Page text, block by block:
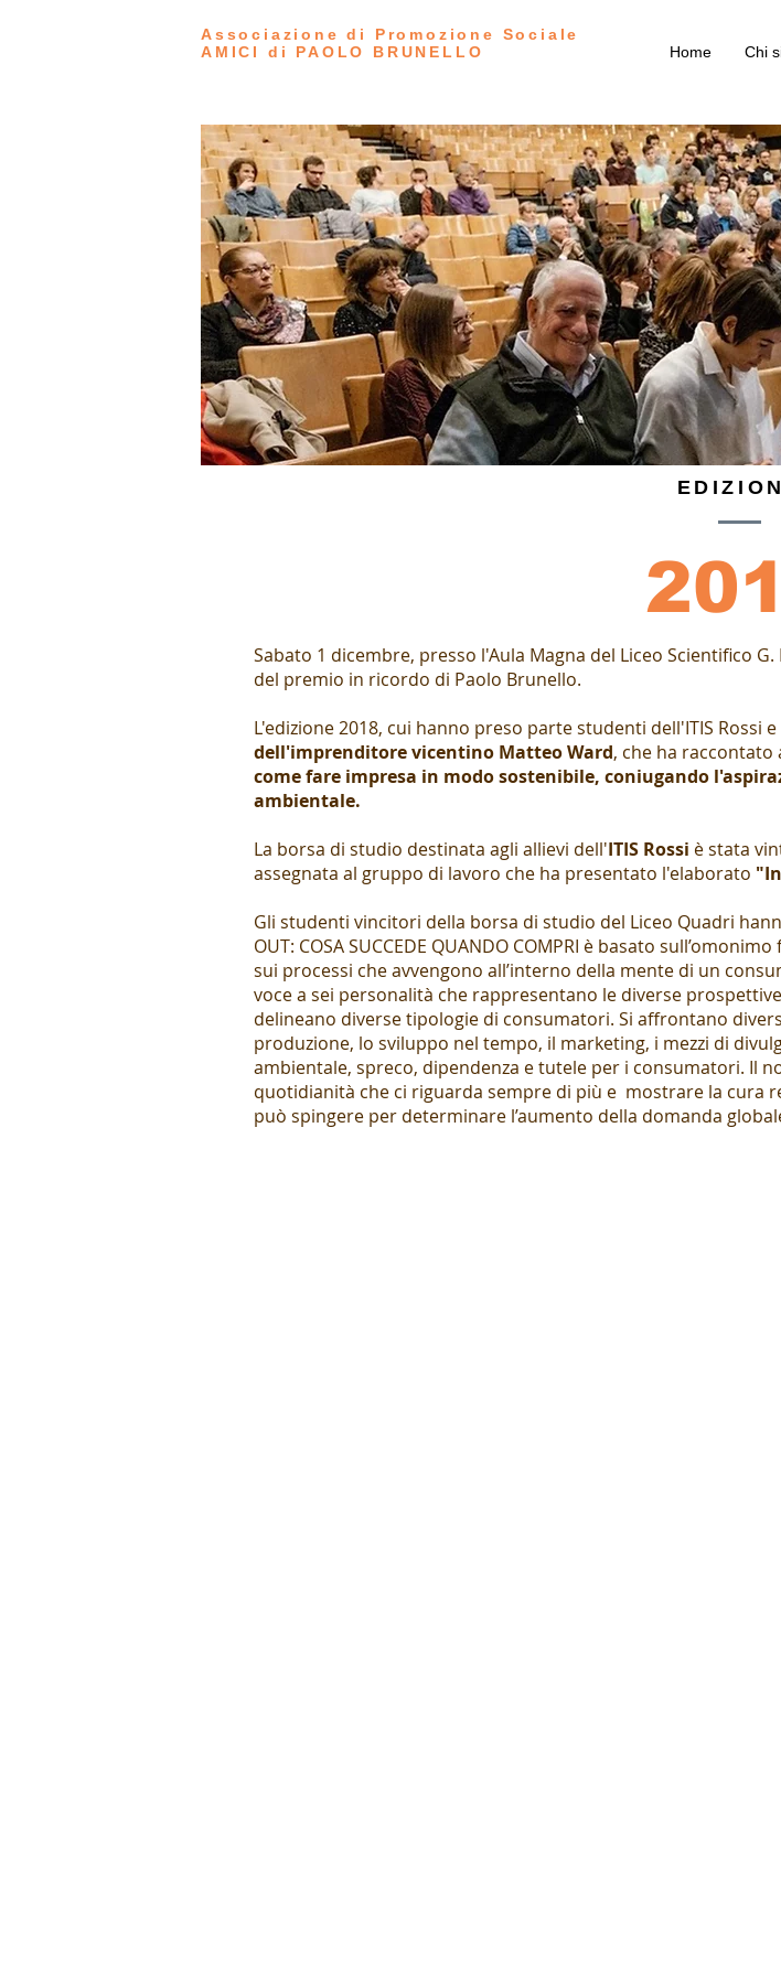
Associazione di Promozione Sociale
AMICI di PAOLO BRUNELLO
Home Chi
Sabato 1 dicembre, presso l'Aula Magna del Liceo Scientifico
del premio in ricordo di Paolo Brunello.
L'edizione 2018, cui hanno preso parte studenti dell'ITIS Rossi
dell'imprenditore vicentino Matteo Ward, che ha
come fare impresa in modo sostenibile, coniugando
ambientale.
La borsa di studio destinata agli allievi dell'ITIS Rossi è stata
assegnata al gruppo di lavoro che ha presentato l'elaborato
Gli studenti vincitori della borsa di studio del Liceo Quadri
OUT: COSA SUCCEDE QUANDO COMPRI è basato
sui processi che avvengono all’interno della mente di un
voce a sei personalità che rappresentano le diverse
delineano diverse tipologie di consumatori. Si affrontano
produzione, lo sviluppo nel tempo, il marketing, i mezzi di
ambientale, spreco, dipendenza e tutele per i consumatori. Il
quotidianità che ci riguarda sempre di più e mostrare la cura
può spingere per determinare l’aumento della domanda